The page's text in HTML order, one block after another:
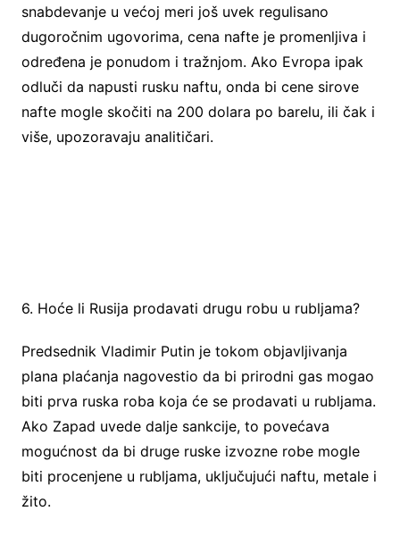
snabdevanje u većoj meri još uvek regulisano
dugoročnim ugovorima, cena nafte je promenljiva i
određena je ponudom i tražnjom. Ako Evropa ipak
odluči da napusti rusku naftu, onda bi cene sirove
nafte mogle skočiti na 200 dolara po barelu, ili čak i
više, upozoravaju analitičari.
6. Hoće li Rusija prodavati drugu robu u rubljama?
Predsednik Vladimir Putin je tokom objavljivanja
plana plaćanja nagovestio da bi prirodni gas mogao
biti prva ruska roba koja će se prodavati u rubljama.
Ako Zapad uvede dalje sankcije, to povećava
mogućnost da bi druge ruske izvozne robe mogle
biti procenjene u rubljama, uključujući naftu, metale i
žito.